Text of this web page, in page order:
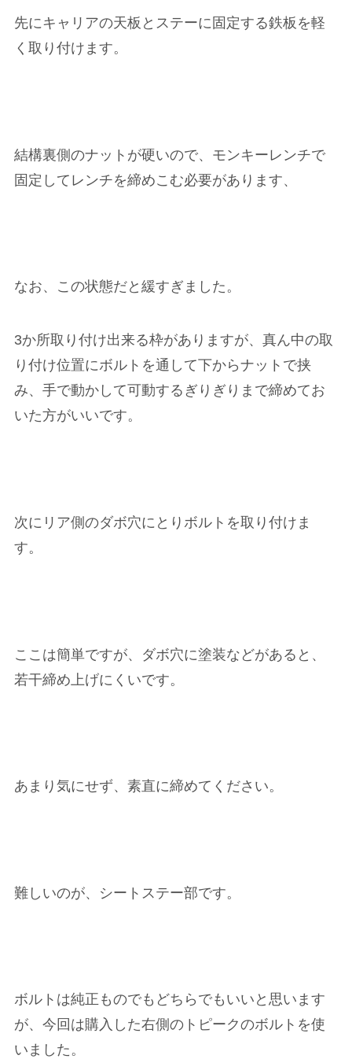
先にキャリアの天板とステーに固定する鉄板を軽
く取り付けます。
結構裏側のナットが硬いので、モンキーレンチで
固定してレンチを締めこむ必要があります、
なお、この状態だと緩すぎました。
3か所取り付け出来る枠がありますが、真ん中の取
り付け位置にボルトを通して下からナットで挟
み、手で動かして可動するぎりぎりまで締めてお
いた方がいいです。
次にリア側のダボ穴にとりボルトを取り付けま
す。
ここは簡単ですが、ダボ穴に塗装などがあると、
若干締め上げにくいです。
あまり気にせず、素直に締めてください。
難しいのが、シートステー部です。
ボルトは純正ものでもどちらでもいいと思います
が、今回は購入した右側のトピークのボルトを使
いました。